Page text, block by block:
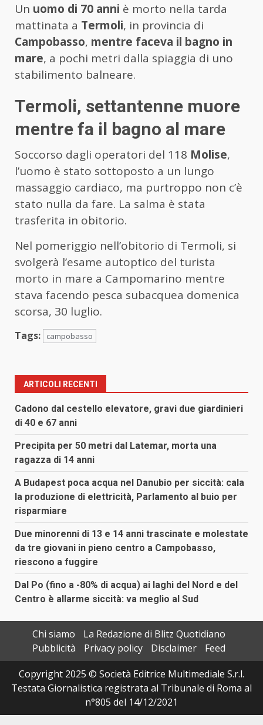
Un uomo di 70 anni è morto nella tarda
mattinata a Termoli, in provincia di
Campobasso, mentre faceva il bagno in
mare, a pochi metri dalla spiaggia di uno
stabilimento balneare.
Termoli, settantenne muore
mentre fa il bagno al mare
Soccorso dagli operatori del 118 Molise,
l’uomo è stato sottoposto a un lungo
massaggio cardiaco, ma purtroppo non c’è
stato nulla da fare. La salma è stata
trasferita in obitorio.
Nel pomeriggio nell’obitorio di Termoli, si
svolgerà l’esame autoptico del turista
morto in mare a Campomarino mentre
stava facendo pesca subacquea domenica
scorsa, 30 luglio.
Tags: campobasso
ARTICOLI RECENTI
Cadono dal cestello elevatore, gravi due giardinieri
di 40 e 67 anni
Precipita per 50 metri dal Latemar, morta una
ragazza di 14 anni
A Budapest poca acqua nel Danubio per siccità: cala
la produzione di elettricità, Parlamento al buio per
risparmiare
Due minorenni di 13 e 14 anni trascinate e molestate
da tre giovani in pieno centro a Campobasso,
riescono a fuggire
Dal Po (fino a -80% di acqua) ai laghi del Nord e del
Centro è allarme siccità: va meglio al Sud
Chi siamo
La Redazione di Blitz Quotidiano
Pubblicità
Privacy policy Disclaimer
Feed
Copyright 2025 © Società Editrice Multimediale S.r.l.
Testata Giornalistica registrata al Tribunale di Roma al
n°805 del 14/12/2021